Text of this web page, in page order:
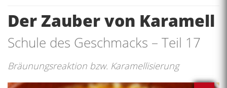
Der Zauber von Karamell
Schule des Geschmacks – Teil 17
Bräunungsreaktion bzw. Karamellisierung